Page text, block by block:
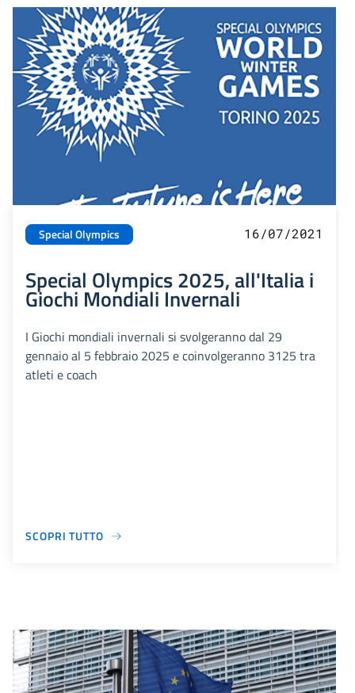
Special Olympics 16/07/2021
Special Olympics 2025, all'Italia i
Giochi Mondiali Invernali
I Giochi mondiali invernali si svolgeranno dal 29
gennaio al 5 febbraio 2025 e coinvolgeranno 3125 tra
atleti e coach
SCOPRI TUTTO